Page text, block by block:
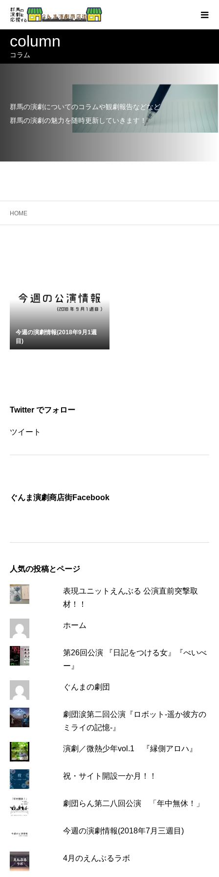
column
コラム
群馬の演劇についてのコラムや観劇報告などなど
群馬の演劇の魅力を随時更新していきます！
HOME
今週の演劇情報(2018年9月1週
目)
Twitter でフォロー
ツイート
ぐんま演劇商店街Facebook
人気の投稿とページ
表現ユニットえんぶる 公演直前突撃取
材！！
ホーム
第26回公演 『日記をつける女』『べいべ
ー』
ぐんまの劇団
劇団涙第二回公演『ロボット-遥か彼方の
ミライの記憶-』
演劇／微熱少年vol.1 『縁側アロハ』
祝・サイト開設一か月！！
劇団らん第二八回公演 「年中無休！」
今週の演劇情報(2018年7月三週目)
4月のえんぶるラボ